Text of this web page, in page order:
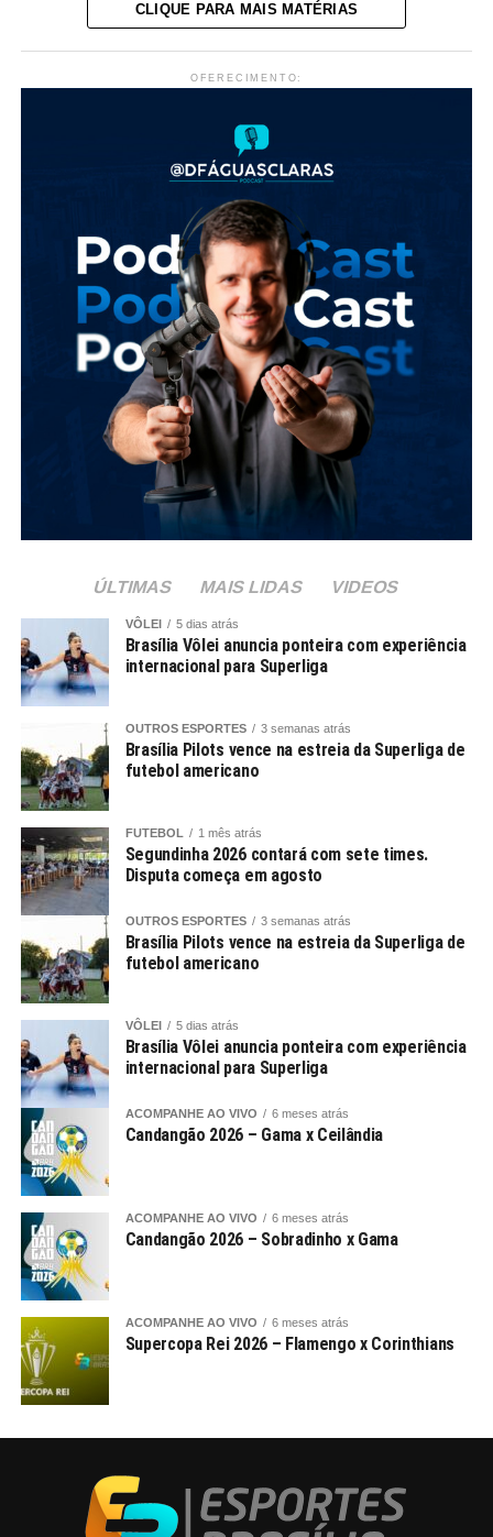
CLIQUE PARA MAIS MATÉRIAS
OFERECIMENTO:
ÚLTIMAS MAIS LIDAS VIDEOS
VÔLEI 5 dias atrás
Brasília Vôlei anuncia ponteira com experiência
internacional para Superliga
OUTROS ESPORTES 3 semanas atrás
Brasília Pilots vence na estreia da Superliga de
futebol americano
FUTEBOL 1 mês atrás
Segundinha 2026 contará com sete times.
Disputa começa em agosto
OUTROS ESPORTES 3 semanas atrás
Brasília Pilots vence na estreia da Superliga de
futebol americano
VÔLEI 5 dias atrás
Brasília Vôlei anuncia ponteira com experiência
internacional para Superliga
ACOMPANHE AO VIVO 6 meses atrás
Candangão 2026 – Gama x Ceilândia
ACOMPANHE AO VIVO 6 meses atrás
Candangão 2026 – Sobradinho x Gama
ACOMPANHE AO VIVO 6 meses atrás
Supercopa Rei 2026 – Flamengo x Corinthians